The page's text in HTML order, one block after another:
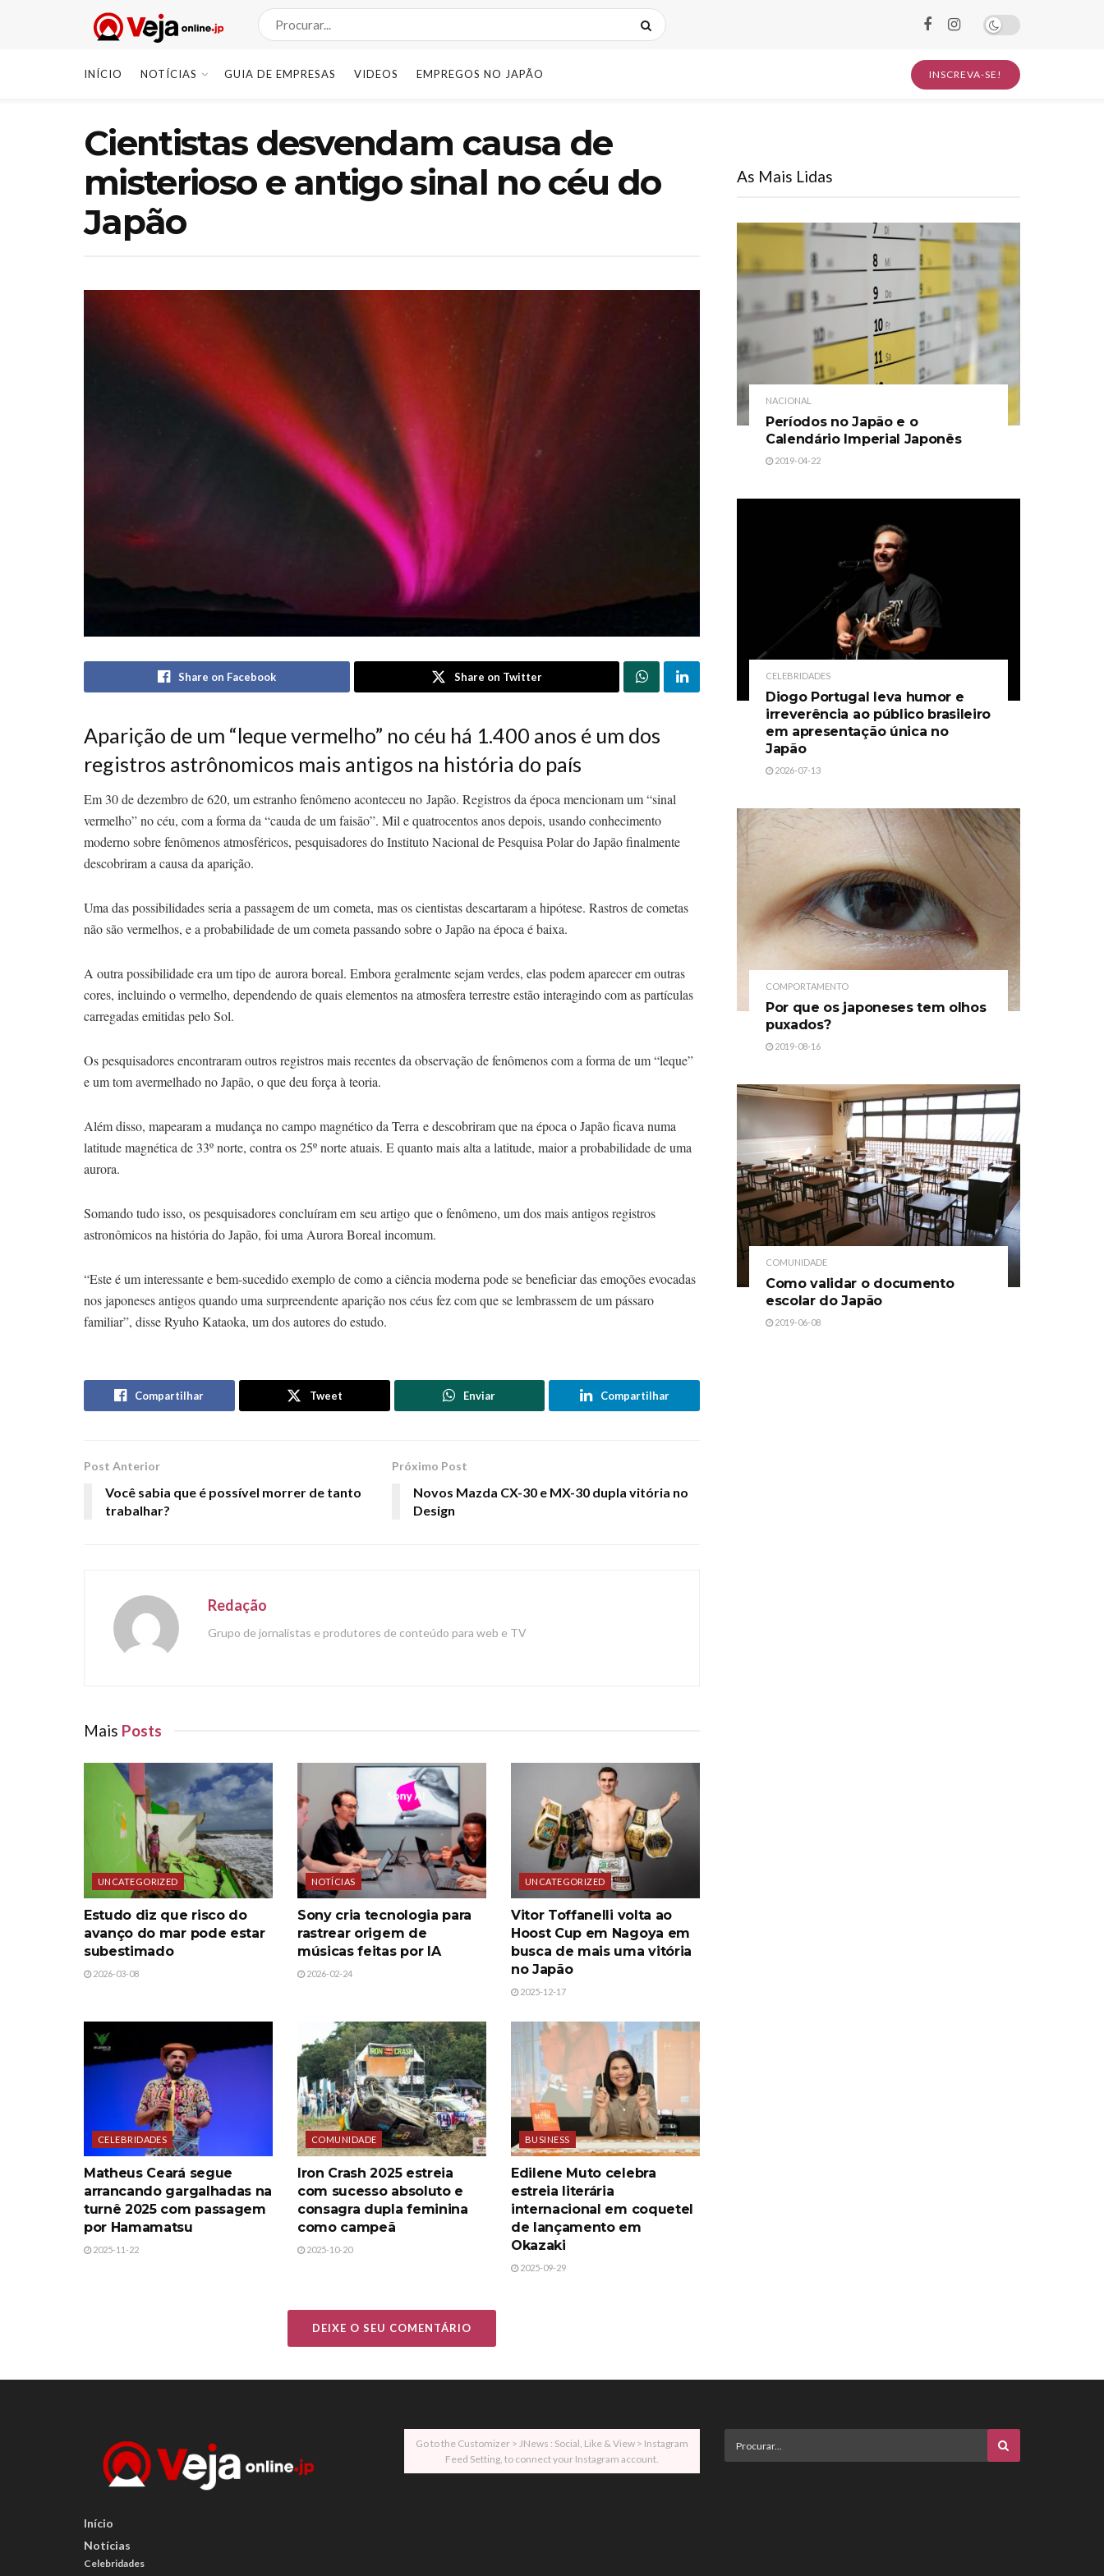
INÍCIO NOTÍCIAS GUIA DE EMPRESAS VIDEOS EMPREGOS NO JAPÃO INSCREVA-SE!
Cientistas desvendam causa de
misterioso e antigo sinal no céu do
Japão
Share on Facebook Share on Twitter
Aparição de um “leque vermelho” no céu há 1.400 anos é um dos
registros astrônomicos mais antigos na história do país
Em 30 de dezembro de 620, um estranho fenômeno aconteceu no Japão. Registros da época mencionam um “sinal
vermelho” no céu, com a forma da “cauda de um faisão”. Mil e quatrocentos anos depois, usando conhecimento
moderno sobre fenômenos atmosféricos, pesquisadores do Instituto Nacional de Pesquisa Polar do Japão finalmente
descobriram a causa da aparição.
Uma das possibilidades seria a passagem de um cometa, mas os cientistas descartaram a hipótese. Rastros de cometas
não são vermelhos, e a probabilidade de um cometa passando sobre o Japão na época é baixa.
A outra possibilidade era um tipo de aurora boreal. Embora geralmente sejam verdes, elas podem aparecer em outras
cores, incluindo o vermelho, dependendo de quais elementos na atmosfera terrestre estão interagindo com as partículas
carregadas emitidas pelo Sol.
Os pesquisadores encontraram outros registros mais recentes da observação de fenômenos com a forma de um “leque”
e um tom avermelhado no Japão, o que deu força à teoria.
Além disso, mapearam a mudança no campo magnético da Terra e descobriram que na época o Japão ficava numa
latitude magnética de 33º norte, contra os 25º norte atuais. E quanto mais alta a latitude, maior a probabilidade de uma
aurora.
Somando tudo isso, os pesquisadores concluíram em seu artigo que o fenômeno, um dos mais antigos registros
astronômicos na história do Japão, foi uma Aurora Boreal incomum.
“Este é um interessante e bem-sucedido exemplo de como a ciência moderna pode se beneficiar das emoções evocadas
nos japoneses antigos quando uma surpreendente aparição nos céus fez com que se lembrassem de um pássaro
familiar”, disse Ryuho Kataoka, um dos autores do estudo.
Compartilhar Tweet Enviar Compartilhar
Post Anterior
Você sabia que é possível morrer de tanto
trabalhar?
Próximo Post
Novos Mazda CX-30 e MX-30 dupla vitória no
Design
Redação
Grupo de jornalistas e produtores de conteúdo para web e TV
Mais Posts
UNCATEGORIZED
Estudo diz que risco do
avanço do mar pode estar
subestimado
2026-03-08
NOTÍCIAS
Sony cria tecnologia para
rastrear origem de
músicas feitas por IA
2026-02-24
UNCATEGORIZED
Vitor Toffanelli volta ao
Hoost Cup em Nagoya em
busca de mais uma vitória
no Japão
2025-12-17
CELEBRIDADES
Matheus Ceará segue
arrancando gargalhadas na
turnê 2025 com passagem
por Hamamatsu
2025-11-22
COMUNIDADE
Iron Crash 2025 estreia
com sucesso absoluto e
consagra dupla feminina
como campeã
2025-10-20
BUSINESS
Edilene Muto celebra
estreia literária
internacional em coquetel
de lançamento em
Okazaki
2025-09-29
DEIXE O SEU COMENTÁRIO
As Mais Lidas
NACIONAL
Períodos no Japão e o
Calendário Imperial Japonês
2019-04-22
CELEBRIDADES
Diogo Portugal leva humor e
irreverência ao público brasileiro
em apresentação única no
Japão
2026-07-13
COMPORTAMENTO
Por que os japoneses tem olhos
puxados?
2019-08-16
COMUNIDADE
Como validar o documento
escolar do Japão
2019-06-08
Início
Notícias
Celebridades
Go to the Customizer > JNews : Social, Like & View > Instagram
Feed Setting, to connect your Instagram account.